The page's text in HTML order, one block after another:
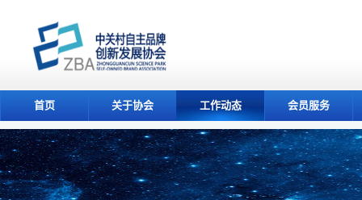
首页 关于协会 工作动态 会员服务